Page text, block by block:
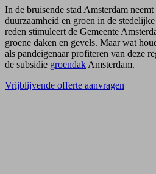
In de bruisende stad Amsterdam neemt
duurzaamheid en groen in de
reden stimuleert de Gemeente
groene daken en gevels. Maar wat
als pandeigenaar profiteren van deze
de subsidie groendak Amsterdam.
Vrijblijvende offerte aanvragen